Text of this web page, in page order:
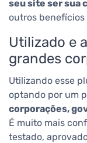
seu site ser sua
outros benefícios
Utilizado e
grandes
Utilizando esse
optando por um
corporações,
É muito mais
testado,